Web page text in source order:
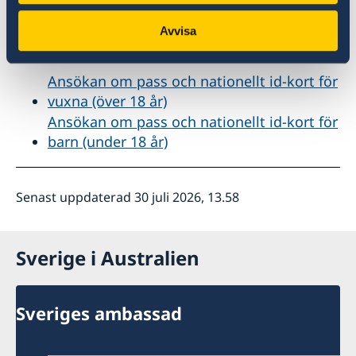
Avvisa
Information om vilka handlingar och blanketter
du behöver förbereda och ta med dig till
besöket finns här:
Ansökan om pass och nationellt id-kort för
vuxna (över 18 år)
Ansökan om pass och nationellt id-kort för
barn (under 18 år)
Senast uppdaterad 30 juli 2026, 13.58
Sverige i Australien
Sveriges ambassad